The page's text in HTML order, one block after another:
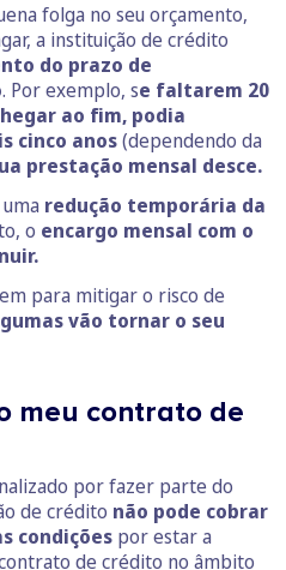
folga no seu orçamento,
a instituição de crédito
do prazo de
. Por exemplo, se faltarem 20
ao fim, podia
cinco anos(dependendo da
prestação mensal desce.
redução temporária da
o encargo mensal com o
para mitigar o risco de
vão tornar o seu
meu contrato de
por fazer parte do
de crédito não pode cobrar
condições por estar a
de crédito no âmbito